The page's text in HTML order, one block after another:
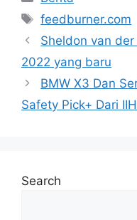
Tags
feedburner.com
Sheldon van
2022 yang baru
BMW X3 Dan
Safety Pick+ Dari
Search